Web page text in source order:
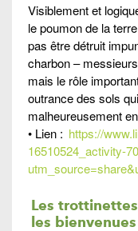
Visiblement et
le poumon de la
pas être détruit
charbon –
mais le rôle
outrance des sols
malheureusement
• Lien : https://
16510524_activity-
Les
les